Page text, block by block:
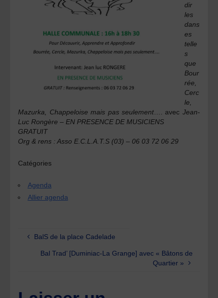
dir
les
dans
es
telle
s
que
Bour
rée,
Cerc
le,
Mazurka, Chappeloise mais pas seulement…. avec Jean-
Luc Rongère – EN PRESENCE DE MUSICIENS
GRATUIT
Org & rens : Asso E.C.L.A.T.S (03) – 06 03 72 06 29
Catégories
Agenda
Allier agenda
BalS de la place Cadelade
Bal Trad’ [Duminiac-La Grange] avec « Bâtons de
Quartier »